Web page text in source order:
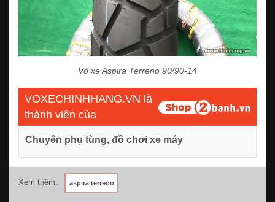
Vỏ xe Aspira Terreno 90/90-14
VOXECHINHHANG.VN là
thành viên của
Chuyên phụ tùng, đồ chơi xe máy
Xem thêm: aspira terreno